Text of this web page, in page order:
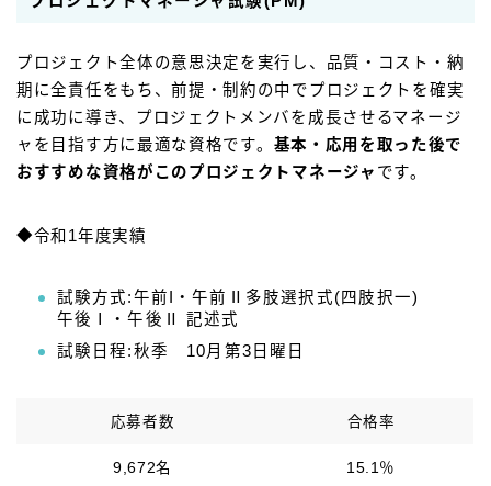
プロジェクト全体の意思決定を実行し、品質・コスト・納
期に全責任をもち、前提・制約の中でプロジェクトを確実
に成功に導き、プロジェクトメンバを成長させるマネージ
ャを目指す方に最適な資格です。 基本・応用を取った後で
おすすめな資格がこのプロジェクトマネージャ です。
◆令和1年度実績
試験方式:午前I・午前Ⅱ多肢選択式(四肢択一)
午後Ⅰ・午後Ⅱ 記述式
試験日程:秋季 10月第3日曜日
応募者数 合格率
9,672名 15.1％